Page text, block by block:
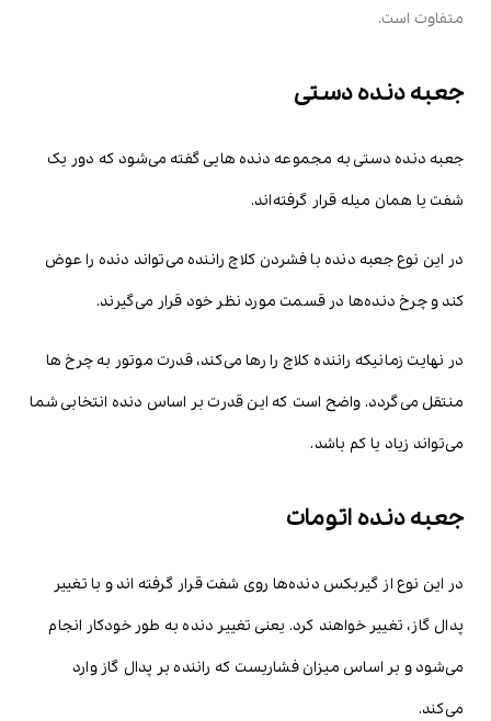
متفاوت است.
جعبه دنده دستی
جعبه دنده دستی به مجموعه دنده هایی گفته می‌شود که دور یک
شفت یا همان میله قرار گرفته‌اند.
در این نوع جعبه دنده با فشردن کلاچ راننده می‌تواند دنده را عوض
کند و چرخ دنده‌ها در قسمت مورد نظر خود قرار می‌گیرند.
در نهایت زمانیکه راننده کلاچ را رها می‌کند، قدرت موتور به چرخ ها
منتقل می‌گردد. واضح است که این قدرت بر اساس دنده انتخابی شما
می‌تواند زیاد یا کم باشد.
جعبه دنده اتومات
در این نوع از گیربکس دنده‌ها روی شفت قرار گرفته اند و با تغییر
پدال گاز، تغییر خواهند کرد. یعنی تغییر دنده به طور خودکار انجام
می‌شود و بر اساس میزان فشاریست که راننده بر پدال گاز وارد
می‌کند.